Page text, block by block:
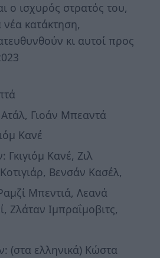
ο ισχυρός στρατός του,
νέα κατάκτηση,
κι αυτοί προς
Γιοάν Μπεαντά
Κανέ
Κανέ, Ζιλ
Βενσάν Κασέλ,
Μπεντιά, Λεανά
Ζλάταν Ιμπραΐμοβιτς,
(στα ελληνικά) Κώστα